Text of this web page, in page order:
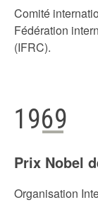
Comité
Fédération
(IFRC).
1969
Prix Nobel
Organisation